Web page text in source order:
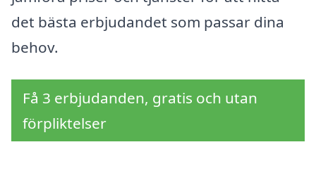
det bästa erbjudandet som passar dina
behov.
Få 3 erbjudanden, gratis och utan
förpliktelser